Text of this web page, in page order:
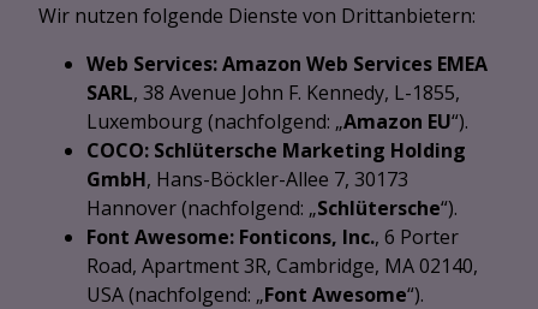
Wir nutzen folgende Dienste von Drittanbietern:
Web Services: Amazon Web Services EMEA
SARL, 38 Avenue John F. Kennedy, L-1855,
Luxembourg (nachfolgend: „Amazon EU“).
COCO: Schlütersche Marketing Holding
GmbH, Hans-Böckler-Allee 7, 30173
Hannover (nachfolgend: „Schlütersche“).
Font Awesome: Fonticons, Inc., 6 Porter
Road, Apartment 3R, Cambridge, MA 02140,
USA (nachfolgend: „Font Awesome“).